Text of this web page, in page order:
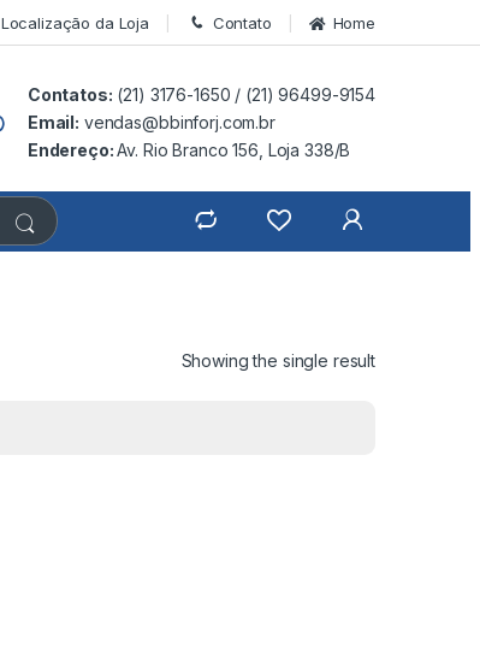
Localização da Loja Contato Home
Contatos: (21) 3176-1650 / (21) 96499-9154
Email: vendas@bbinforj.com.br
Endereço:Av. Rio Branco 156, Loja 338/B
Showing the single result